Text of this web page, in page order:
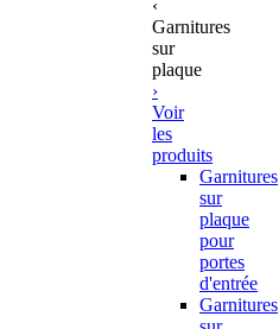
‹
Garnitures
sur
plaque
›
Voir
les
produits
Garnitures
sur
plaque
pour
portes
d'entrée
Garnitures